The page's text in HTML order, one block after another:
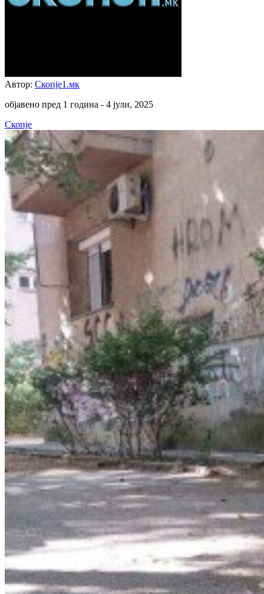
Автор: Скопје1.мк
објавено пред 1 година - 4 јули, 2025
Скопје